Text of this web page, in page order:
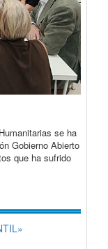
se ha
Gobierno Abierto
que ha sufrido